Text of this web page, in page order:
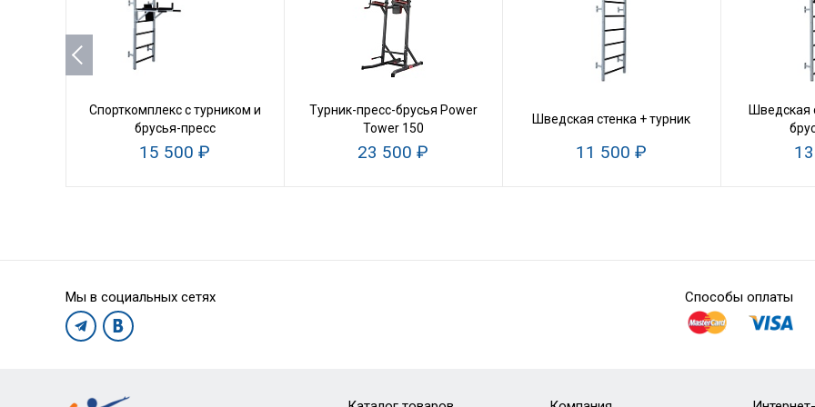
Спорткомплекс с турником и
брусья-пресс
15 500 ₽
Турник-пресс-брусья Power
Tower 150
23 500 ₽
Шведская стенка + турник
11 500 ₽
Шведская
Мы в социальных сетях Способы оплаты